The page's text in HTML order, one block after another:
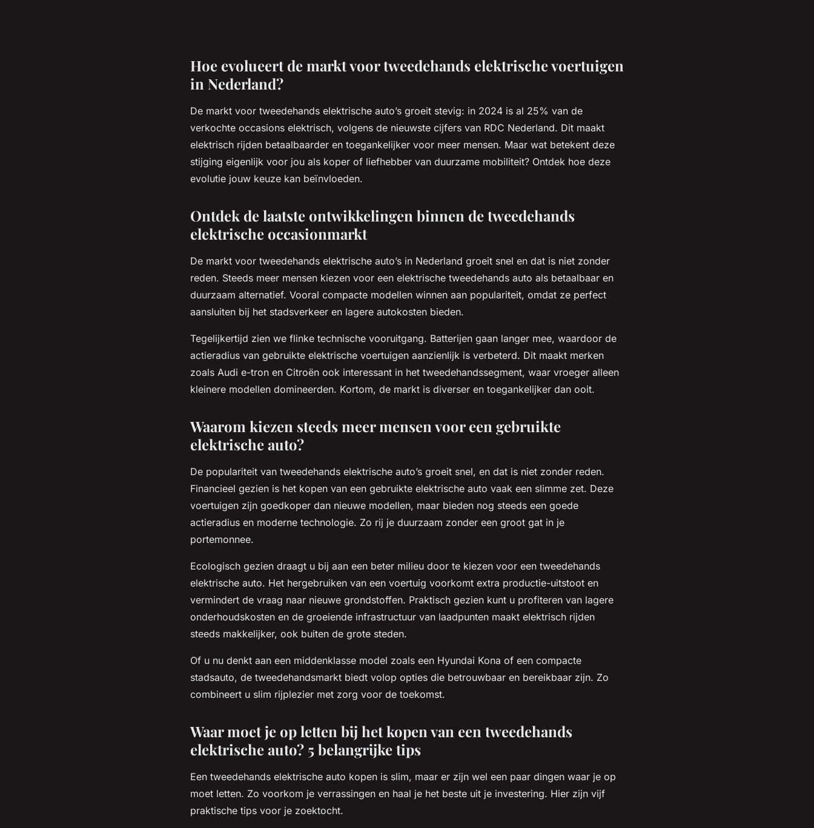
Hoe evolueert de markt voor tweedehands elektrische voertuigen
in Nederland?
De markt voor tweedehands elektrische auto’s groeit stevig: in 2024 is al 25% van de
verkochte occasions elektrisch, volgens de nieuwste cijfers van RDC Nederland. Dit maakt
elektrisch rijden betaalbaarder en toegankelijker voor meer mensen. Maar wat betekent deze
stijging eigenlijk voor jou als koper of liefhebber van duurzame mobiliteit? Ontdek hoe deze
evolutie jouw keuze kan beïnvloeden.
Ontdek de laatste ontwikkelingen binnen de tweedehands
elektrische occasionmarkt
De markt voor tweedehands elektrische auto’s in Nederland groeit snel en dat is niet zonder
reden. Steeds meer mensen kiezen voor een elektrische tweedehands auto als betaalbaar en
duurzaam alternatief. Vooral compacte modellen winnen aan populariteit, omdat ze perfect
aansluiten bij het stadsverkeer en lagere autokosten bieden.
Tegelijkertijd zien we flinke technische vooruitgang. Batterijen gaan langer mee, waardoor de
actieradius van gebruikte elektrische voertuigen aanzienlijk is verbeterd. Dit maakt merken
zoals Audi e-tron en Citroën ook interessant in het tweedehandssegment, waar vroeger alleen
kleinere modellen domineerden. Kortom, de markt is diverser en toegankelijker dan ooit.
Waarom kiezen steeds meer mensen voor een gebruikte
elektrische auto?
De populariteit van tweedehands elektrische auto’s groeit snel, en dat is niet zonder reden.
Financieel gezien is het kopen van een gebruikte elektrische auto vaak een slimme zet. Deze
voertuigen zijn goedkoper dan nieuwe modellen, maar bieden nog steeds een goede
actieradius en moderne technologie. Zo rij je duurzaam zonder een groot gat in je
portemonnee.
Ecologisch gezien draagt u bij aan een beter milieu door te kiezen voor een tweedehands
elektrische auto. Het hergebruiken van een voertuig voorkomt extra productie-uitstoot en
vermindert de vraag naar nieuwe grondstoffen. Praktisch gezien kunt u profiteren van lagere
onderhoudskosten en de groeiende infrastructuur van laadpunten maakt elektrisch rijden
steeds makkelijker, ook buiten de grote steden.
Of u nu denkt aan een middenklasse model zoals een Hyundai Kona of een compacte
stadsauto, de tweedehandsmarkt biedt volop opties die betrouwbaar en bereikbaar zijn. Zo
combineert u slim rijplezier met zorg voor de toekomst.
Waar moet je op letten bij het kopen van een tweedehands
elektrische auto? 5 belangrijke tips
Een tweedehands elektrische auto kopen is slim, maar er zijn wel een paar dingen waar je op
moet letten. Zo voorkom je verrassingen en haal je het beste uit je investering. Hier zijn vijf
praktische tips voor je zoektocht.